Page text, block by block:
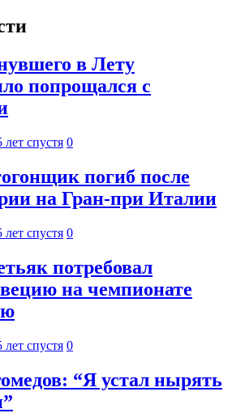
в Лету
попрощался с
лет спустя 0
погиб после
на Гран-при Италии
лет спустя 0
потребовал
на чемпионате
лет спустя 0
“Я устал нырять